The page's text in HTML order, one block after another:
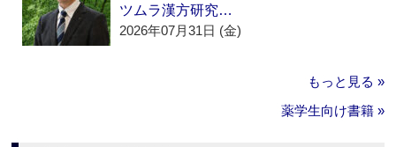
ツムラ漢方研究…
2026年07月31日 (金)
もっと見る »
薬学生向け書籍 »